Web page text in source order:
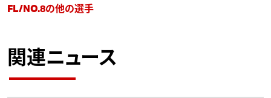
FL/NO.8の他の選手
関連ニュース